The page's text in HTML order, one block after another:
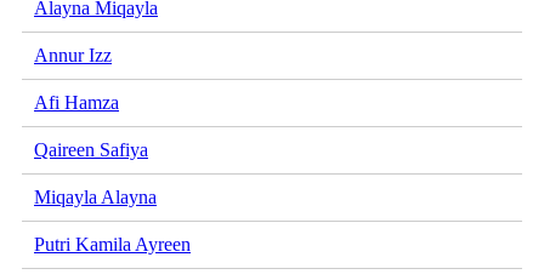
Alayna Miqayla
Annur Izz
Afi Hamza
Qaireen Safiya
Miqayla Alayna
Putri Kamila Ayreen